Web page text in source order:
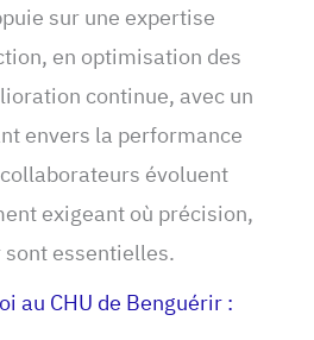
sur une expertise
en optimisation des
continue, avec un
envers la performance
évoluent
exigeant où précision,
essentielles.
au CHU de Benguérir :